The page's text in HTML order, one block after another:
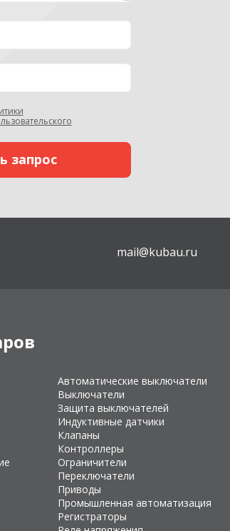
mail@kubau.ru
Автоматические выключатели
Выключатели
Защита выключателей
Индуктивные датчики
Клапаны
Контроллеры
Ограничители
Переключатели
Приводы
Промышленная автоматизация
Регистраторы